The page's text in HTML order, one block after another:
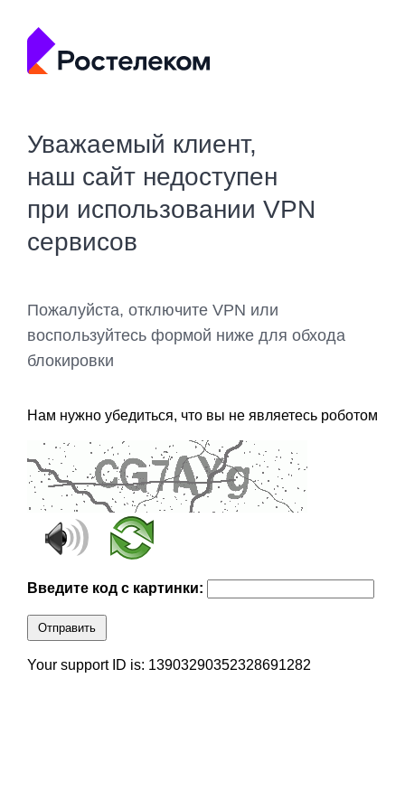
Уважаемый клиент,
наш сайт недоступен
при использовании VPN
сервисов
Пожалуйста, отключите VPN или
воспользуйтесь формой ниже для обхода
блокировки
Нам нужно убедиться, что вы не являетесь роботом
Введите код с картинки:
Отправить
Your support ID is: 13903290352328691282